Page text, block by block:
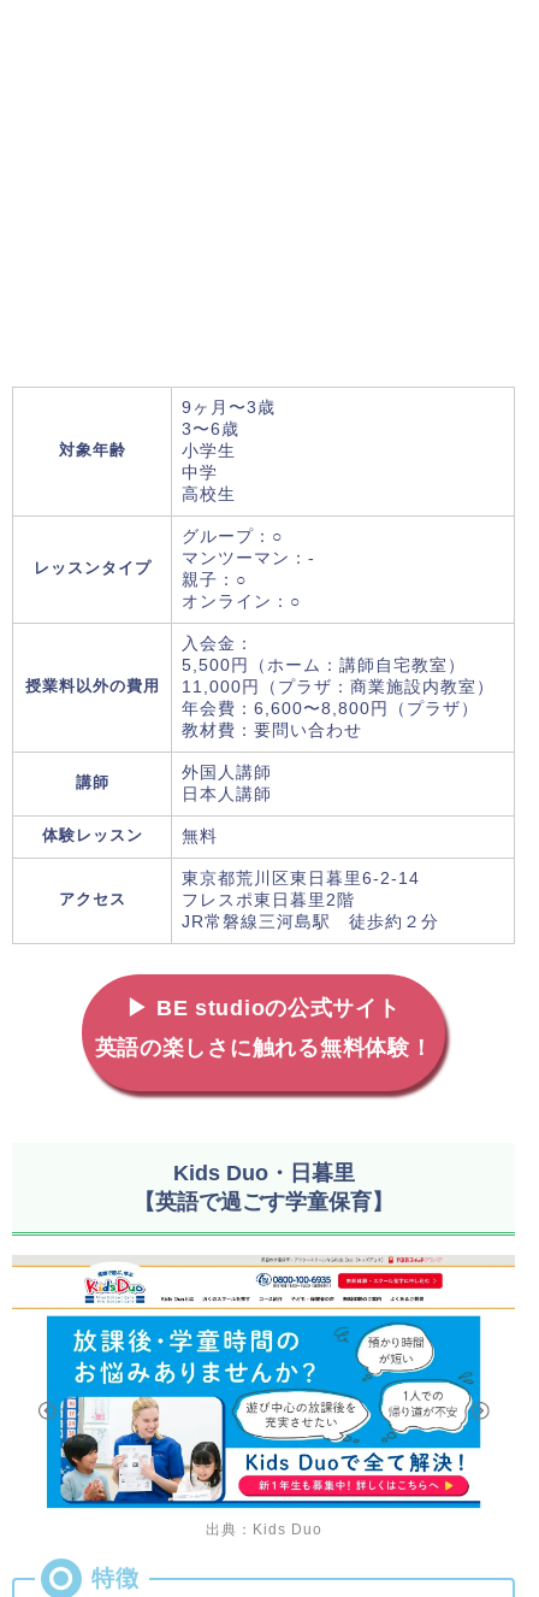
対象年齢
9ヶ月〜3歳
3〜6歳
小学生
中学
高校生
レッスンタイプ
グループ：○
マンツーマン：-
親子：○
オンライン：○
授業料以外の費用
入会金：
5,500円（ホーム：講師自宅教室）
11,000円（プラザ：商業施設内教室）
年会費：6,600〜8,800円（プラザ）
教材費：要問い合わせ
講師
外国人講師
日本人講師
体験レッスン 無料
アクセス
東京都荒川区東日暮里6-2-14
フレスポ東日暮里2階
JR常磐線三河島駅 徒歩約２分
▶ BE studioの公式サイト
英語の楽しさに触れる無料体験！
Kids Duo・日暮里
【英語で過ごす学童保育】
出典：Kids Duo